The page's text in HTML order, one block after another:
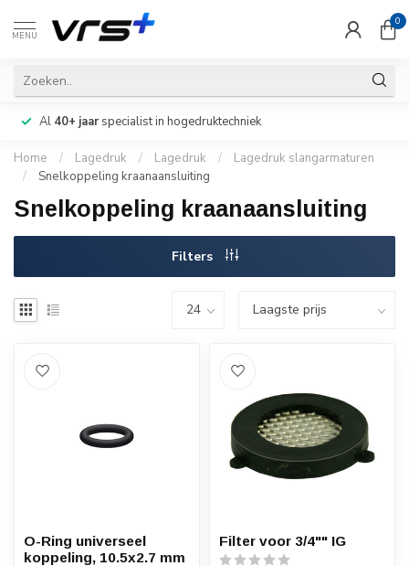
MENU
0
Al 40+ jaarspecialist in hogedruktechniek
Home / Lagedruk / Lagedruk /
Lagedruk slangarmaturen
/
Snelkoppeling kraanaansluiting
Snelkoppeling kraanaansluiting
Filters
O-Ring universeel
koppeling, 10.5x2.7 mm
Filter voor 3/4"" IG